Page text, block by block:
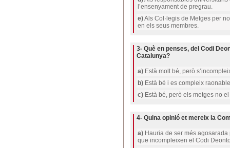
l’ensenyament de pregrau.
e)Als Col·legis de Metges per
en els seus membres.
3- Què en penses, del Codi
Catalunya?
a) Està molt bé, però
b) Està bé i es compleix
c) Està bé, però els metges no
4- Quina opinió et mereix la
a) Hauria de ser més
que incompleixen el Codi